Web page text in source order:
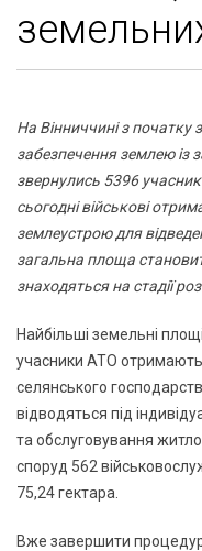
На Вінниччині з початку
забезпечення землею із
звернулись 5396
сьогодні військові
землеустрою для
загальна площа
знаходяться на стадії
Найбільші земельні
учасники АТО
селянського
відводяться під
та обслуговування
споруд 562
75,24 гектара.
Вже завершити